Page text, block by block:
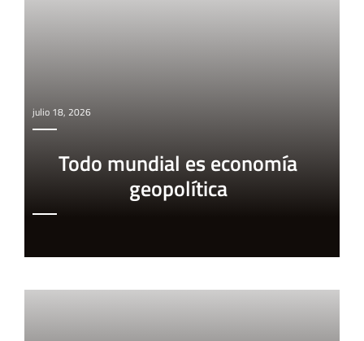
julio 18, 2026
Todo mundial es economía
geopolítica